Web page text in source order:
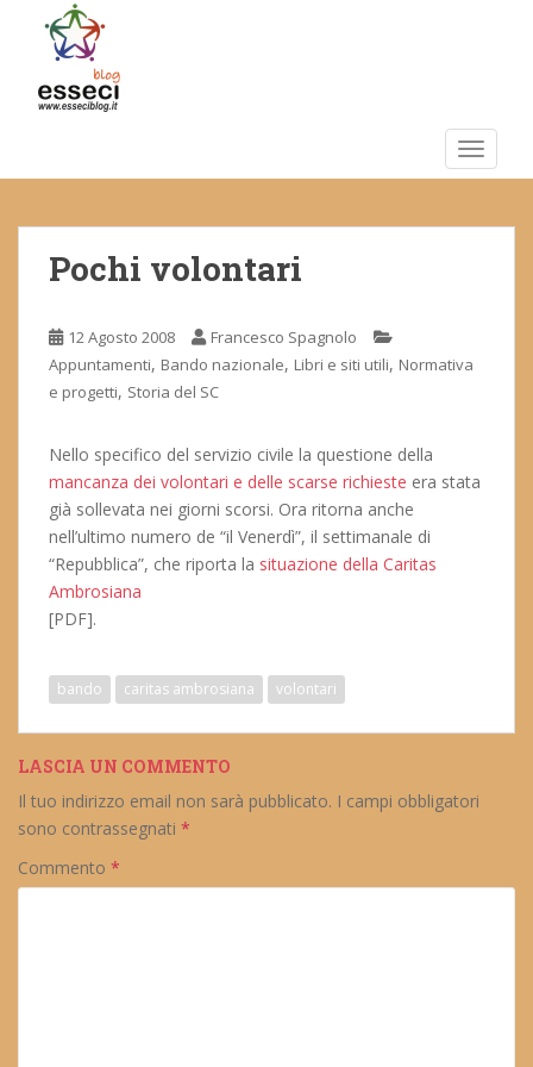
m
Pochi volontari
12 Agosto 2008
Francesco Spagnolo
Appuntamenti, Bando nazionale, Libri e siti utili, Normativa
e progetti, Storia del SC
Nello specifico del servizio civile la questione della
mancanza dei volontari e delle scarse richieste era stata
già sollevata nei giorni scorsi. Ora ritorna anche
nell’ultimo numero de “il Venerdì”, il settimanale di
“Repubblica”, che riporta la situazione della Caritas
Ambrosiana
[PDF].
bando caritas ambrosiana volontari
LASCIA UN COMMENTO
Il tuo indirizzo email non sarà pubblicato. I campi obbligatori
sono contrassegnati *
Commento *